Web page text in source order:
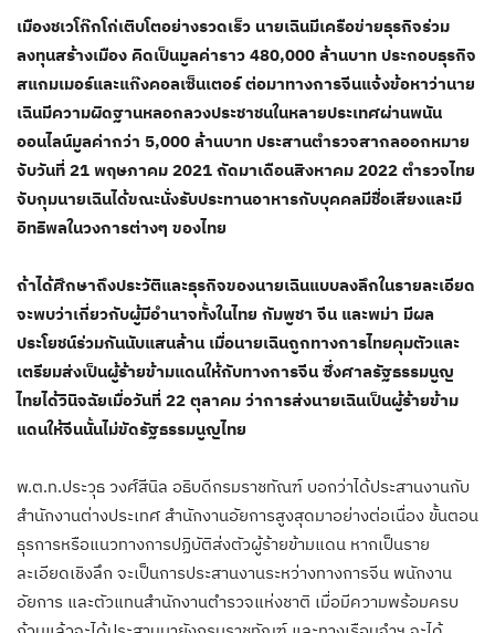
เมืองชเวโก๊กโก่เติบโตอย่างรวดเร็ว นายเฉินมีเครือข่ายธุรกิจร่วม
ลงทุนสร้างเมือง คิดเป็นมูลค่าราว 480,000 ล้านบาท ประกอบธุรกิจ
สแกมเมอร์และแก๊งคอลเซ็นเตอร์ ต่อมาทางการจีนแจ้งข้อหาว่านาย
เฉินมีความผิดฐานหลอกลวงประชาชนในหลายประเทศผ่านพนัน
ออนไลน์มูลค่ากว่า 5,000 ล้านบาท ประสานตำรวจสากลออกหมาย
จับวันที่ 21 พฤษภาคม 2021 ถัดมาเดือนสิงหาคม 2022 ตำรวจไทย
จับกุมนายเฉินได้ขณะนั่งรับประทานอาหารกับบุคคลมีชื่อเสียงและมี
อิทธิพลในวงการต่างๆ ของไทย
ถ้าได้ศึกษาถึงประวัติและธุรกิจของนายเฉินแบบลงลึกในรายละเอียด
จะพบว่าเกี่ยวกับผู้มีอำนาจทั้งในไทย กัมพูชา จีน และพม่า มีผล
ประโยชน์ร่วมกันนับแสนล้าน​ เมื่อนายเฉินถูกทางการไทยคุมตัวและ
เตรียมส่งเป็นผู้ร้ายข้ามแดนให้กับทางการจีน ซึ่งศาลรัฐธรรมนูญ
ไทยได้วินิจฉัยเมื่อวันที่ 22 ตุลาคม ว่าการส่งนายเฉินเป็นผู้ร้ายข้าม
แดนให้จีนนั้นไม่ขัดรัฐธรรมนูญไทย
พ.ต.ท.ประวุธ วงศ์สีนิล อธิบดีกรมราชทัณฑ์ บอกว่าได้ประสานงานกับ
สำนักงานต่างประเทศ สำนักงานอัยการสูงสุดมาอย่างต่อเนื่อง ขั้นตอน
ธุรการหรือแนวทางการปฏิบัติส่งตัวผู้ร้ายข้ามแดน หากเป็นราย
ละเอียดเชิงลึก จะเป็นการประสานงานระหว่างทางการจีน พนักงาน
อัยการ และตัวแทนสำนักงานตำรวจแห่งชาติ เมื่อมีความพร้อมครบ